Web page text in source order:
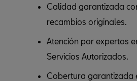
Calidad garantizada
recambios originales.
Atención por expertos
Servicios Autorizados.
Cobertura garantizada